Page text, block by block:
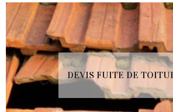
DEVIS FUITE DE